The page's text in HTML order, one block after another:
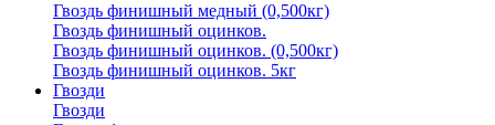
Гвоздь финишный медный (0,500кг)
Гвоздь финишный оцинков.
Гвоздь финишный оцинков. (0,500кг)
Гвоздь финишный оцинков. 5кг
Гвозди
Гвозди